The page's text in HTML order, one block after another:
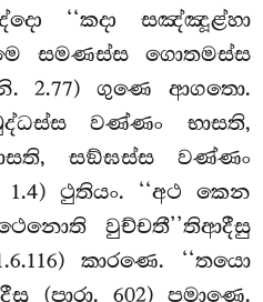
‘‘කදා සඤ්ඤූළ්හා
සමණස්ස ගොතමස්ස
2.77) ගුණෙ ආගතො.
වණ්ණං භාසති,
සඞ්ඝස්ස වණ්ණං
ථුතියං. ‘‘අථ කෙන
වුච්චතී’’තිආදීසු
කාරණෙ. ‘‘තයො
(පාරා. 602) පමාණෙ.